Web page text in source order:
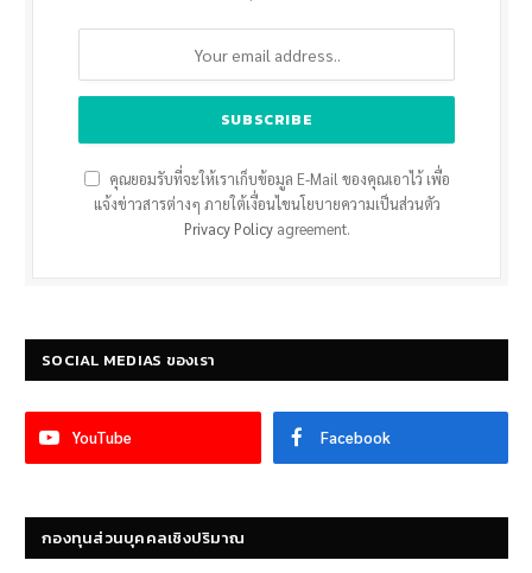
คุณยอมรับที่จะให้เราเก็บข้อมูล E-Mail ของคุณเอาไว้ เพื่อ
แจ้งข่าวสารต่างๆ ภายใต้เงื่อนไขนโยบายความเป็นส่วนตัว
Privacy Policyagreement.
SOCIAL MEDIAS ของเรา
YouTube Facebook
กองทุนส่วนบุคคลเชิงปริมาณ